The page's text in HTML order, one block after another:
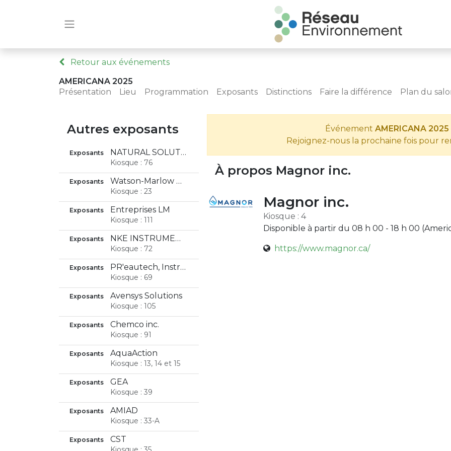
Retour aux événements
AMERICANA 2025
Présentation
Lieu Programmation Exposants Distinctions Faire la différence Plan du
Autres exposants
Exposants NATURAL SOLUTIONS
Kiosque : 76
Exposants Watson-Marlow Canada Inc.
Kiosque : 23
Exposants Entreprises LM
Kiosque : 111
Exposants NKE INSTRUMENTATION
Kiosque : 72
Exposants PR'eautech, Instrumentation & Odeurs Inc.
Kiosque : 69
Exposants Avensys Solutions
Kiosque : 105
Exposants Chemco inc.
Kiosque : 91
Exposants AquaAction
Kiosque : 13, 14 et 15
Exposants GEA
Kiosque : 39
Exposants AMIAD
Kiosque : 33-A
Exposants CST
ÉvénementAMERICANA 2025
Rejoignez-nous la prochaine fois pour
À propos Magnor inc.
Magnor inc.
Kiosque : 4
Disponible à partir du 08 h 00 - 18 h 00 (
https://www.magnor.ca/